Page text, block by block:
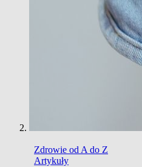
Zdrowie od A do Z
Artykuły